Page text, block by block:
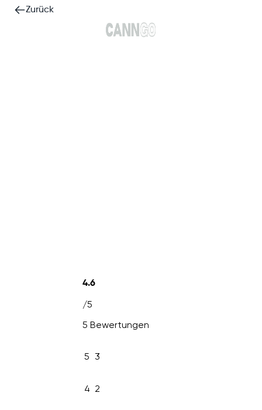
Zurück
4.6
/5
5 Bewertungen
5 3
4 2